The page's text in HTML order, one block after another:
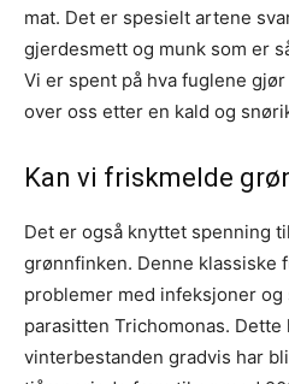
mat. Det er spesielt artene
gjerdesmett og munk som er
Vi er spent på hva fuglene
over oss etter en kald og
Kan vi friskmelde
Det er også knyttet spenning
grønnfinken. Denne klassiske
problemer med infeksjoner og
parasitten Trichomonas.
vinterbestanden gradvis har